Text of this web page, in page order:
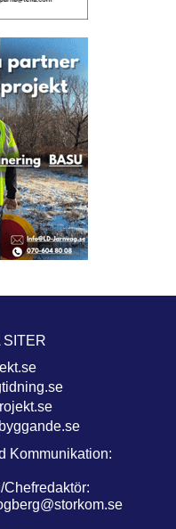
SITER
Kommunikation: